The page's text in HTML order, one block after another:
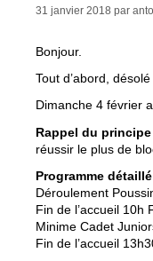
31 janvier 2018 par anto
Bonjour.
Tout d’abord,
Dimanche 4 février
Rappel du principe
réussir le plus de
Programme détaillé
Déroulement
Fin de l’accueil 10h
Minime Cadet
Fin de l’accueil